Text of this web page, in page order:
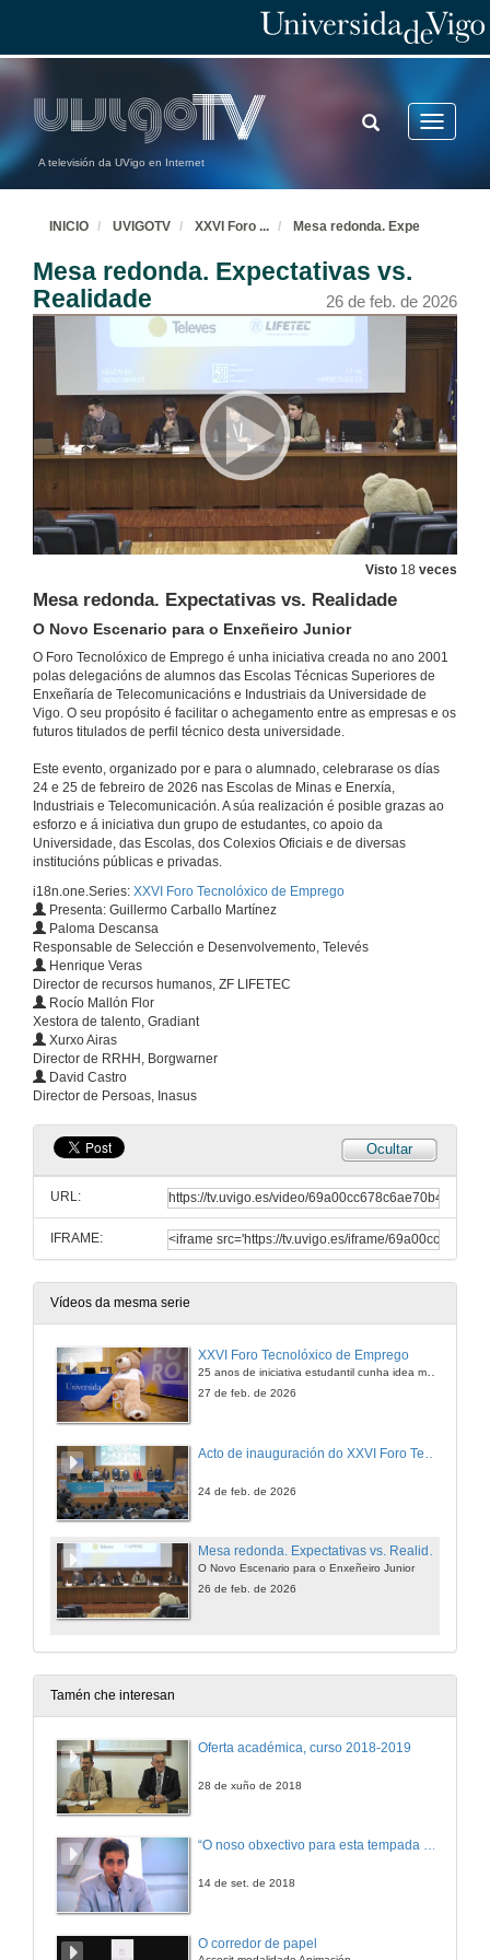
A televisión da UVigo en Internet
Toggle
TOGGLE
SEARCH
INICIO UVIGOTV XXVI Foro ... Mesa redonda. Expe
Mesa redonda. Expectativas vs.
Realidade
26 de feb. de 2026
Visto 18 veces
Mesa redonda. Expectativas vs. Realidade
O Novo Escenario para o Enxeñeiro Junior
O Foro Tecnolóxico de Emprego é unha iniciativa creada no ano 2001
polas delegacións de alumnos das Escolas Técnicas Superiores de
Enxeñaría de Telecomunicacións e Industriais da Universidade de
Vigo. O seu propósito é facilitar o achegamento entre as empresas e os
futuros titulados de perfil técnico desta universidade.
Este evento, organizado por e para o alumnado, celebrarase os días
24 e 25 de febreiro de 2026 nas Escolas de Minas e Enerxía,
Industriais e Telecomunicación. A súa realización é posible grazas ao
esforzo e á iniciativa dun grupo de estudantes, co apoio da
Universidade, das Escolas, dos Colexios Oficiais e de diversas
institucións públicas e privadas.
i18n.one.Series: XXVI Foro Tecnolóxico de Emprego
Presenta: Guillermo Carballo Martínez
Paloma Descansa
Responsable de Selección e Desenvolvemento, Televés
Henrique Veras
Director de recursos humanos, ZF LIFETEC
Rocío Mallón Flor
Xestora de talento, Gradiant
Xurxo Airas
Director de RRHH, Borgwarner
David Castro
Director de Persoas, Inasus
Ocultar
URL:
IFRAME:
Vídeos da mesma serie
XXVI Foro Tecnolóxico de Emprego
27 de feb. de 2026
24 de feb. de 2026
Mesa redonda. Expectativas vs. Realidade
O Novo Escenario para o Enxeñeiro Junior
26 de feb. de 2026
Tamén che interesan
Oferta académica, curso 2018-2019
28 de xuño de 2018
“O noso obxectivo para esta tempada é manter a categoría”
14 de set. de 2018
O corredor de papel